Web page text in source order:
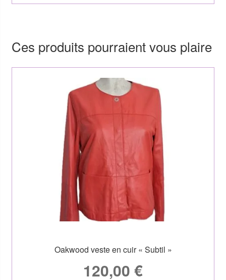
Ces produits pourraient vous plaire
Oakwood veste en cuir « Subtil »
120,00 €